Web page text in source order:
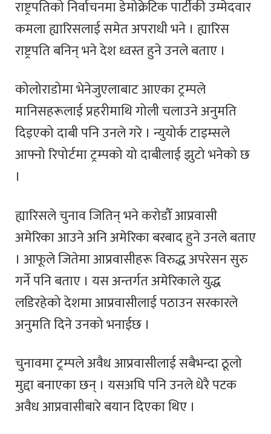
राष्ट्रपतिको निर्वाचनमा डेमोक्रेटिक पार्टीकी उम्मेदवार
कमला ह्यारिसलाई समेत अपराधी भने । ह्यारिस
राष्ट्रपति बनिन् भने देश ध्वस्त हुने उनले बताए ।
कोलोराडोमा भेनेजुएलाबाट आएका ट्रम्पले
मानिसहरूलाई प्रहरीमाथि गोली चलाउने अनुमति
दिइएको दाबी पनि उनले गरे । न्युयोर्क टाइम्सले
आफ्नो रिपोर्टमा ट्रम्पको यो दाबीलाई झुटो भनेको छ
।
ह्यारिसले चुनाव जितिन् भने करोडौँ आप्रवासी
अमेरिका आउने अनि अमेरिका बरबाद हुने उनले बताए
। आफूले जितेमा आप्रवासीहरू विरुद्ध अपरेसन सुरु
गर्ने पनि बताए । यस अन्तर्गत अमेरिकाले युद्ध
लडिरहेको देशमा आप्रवासीलाई पठाउन सरकारले
अनुमति दिने उनको भनाईछ ।
चुनावमा ट्रम्पले अवैध आप्रवासीलाई सबैभन्दा ठूलो
मुद्दा बनाएका छन् । यसअघि पनि उनले धेरै पटक
अवैध आप्रवासीबारे बयान दिएका थिए ।